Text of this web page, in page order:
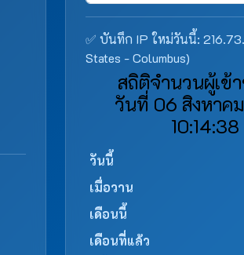
✅ บันทึก IP ใหม่วันนี้:
States - Columbus)
สถิติจำนวนผู้เข้
วันที่ 06 สิงหาค
10:14:38
วันนี้
เมื่อวาน
เดือนนี้
เดือนที่แล้ว